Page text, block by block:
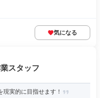
気になる
スタッフ
現実的に目指せます！